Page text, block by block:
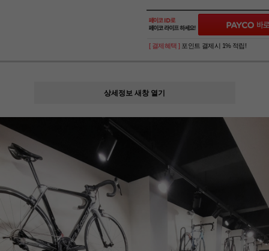
[ 결제혜택 ] 포인트 결제시 1% 적립!
상세정보 새창 열기